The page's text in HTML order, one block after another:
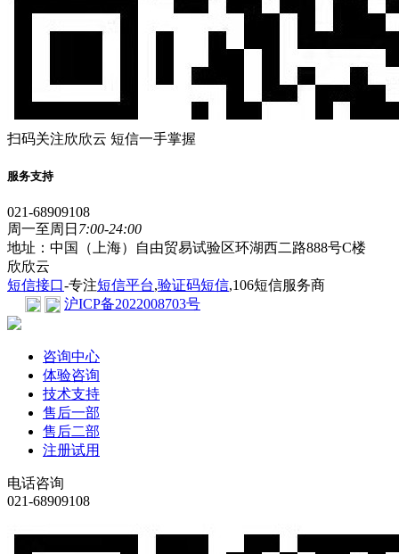
扫码关注欣欣云 短信一手掌握
服务支持
021-68909108
周一至周日 7:00-24:00
地址：中国（上海）自由贸易试验区环湖西二路888号C楼
欣欣云
短信接口-专注短信平台,验证码短信,106短信服务商
沪ICP备2022008703号
咨询中心
体验咨询
技术支持
售后一部
售后二部
注册试用
电话咨询
021-68909108